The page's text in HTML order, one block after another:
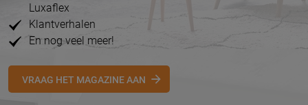
Luxaflex
Klantverhalen
En nog veel meer!
VRAAG HET MAGAZINE AAN